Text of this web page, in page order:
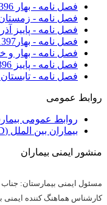
فصل نامه - بهار 1396
فصل نامه - زمستان
فصل نامه - پاییز آذر 1397
فصل نامه - بهار1397
فصل نامه - بهار و
فصل نامه - پاییز 1396
فصل نامه - تابستان 1398
روابط عمومی
روابط عمومی
بیماران بین الملل (IPD)
منشور ایمنی بیماران
مسئول ایمنی بیمارستان: جناب
کارشناس هماهنگ کننده ایمنی